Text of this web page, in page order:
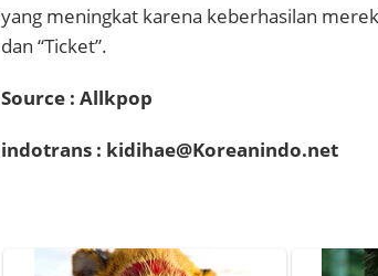
yang meningkat karena keberhasilan
dan “Ticket”.
Source : Allkpop
indotrans : kidihae@Koreanindo.net